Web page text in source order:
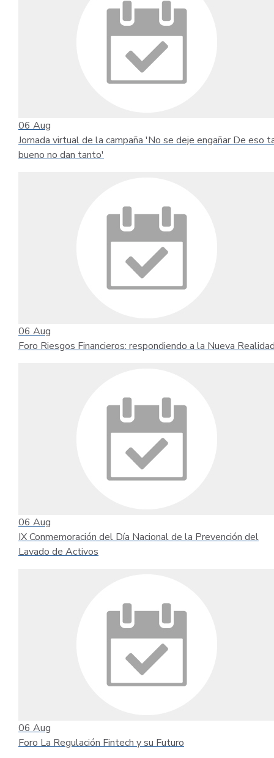
06 Aug
Jornada virtual de la campaña 'No se deje engañar De eso
bueno no dan tanto'
06 Aug
Foro Riesgos Financieros: respondiendo a la Nueva
06 Aug
IX Conmemoración del Día Nacional de la Prevención del
Lavado de Activos
06 Aug
Foro La Regulación Fintech y su Futuro